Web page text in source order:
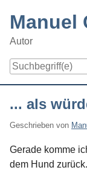
content
Manuel
Autor
... als
Geschrieben von
Gerade komme
dem Hund